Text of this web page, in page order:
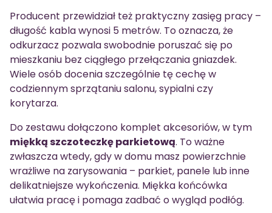
Producent przewidział też praktyczny zasięg pracy –
długość kabla wynosi 5 metrów. To oznacza, że
odkurzacz pozwala swobodnie poruszać się po
mieszkaniu bez ciągłego przełączania gniazdek.
Wiele osób docenia szczególnie tę cechę w
codziennym sprzątaniu salonu, sypialni czy
korytarza.
Do zestawu dołączono komplet akcesoriów, w tym
miękką szczoteczkę parkietową. To ważne
zwłaszcza wtedy, gdy w domu masz powierzchnie
wrażliwe na zarysowania – parkiet, panele lub inne
delikatniejsze wykończenia. Miękka końcówka
ułatwia pracę i pomaga zadbać o wygląd podłóg.